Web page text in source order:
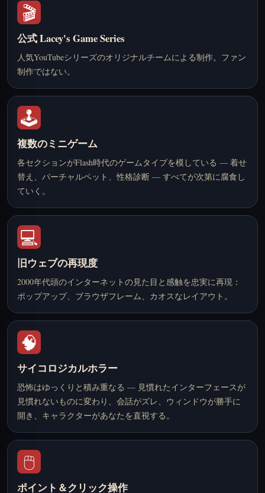
🎬
公式 Lacey's Game Series
人気YouTubeシリーズのオリジナルチームによる制作。ファン
制作ではない。
🕹️
複数のミニゲーム
各セクションがFlash時代のゲームタイプを模している — 着せ
替え、バーチャルペット、性格診断 — すべてが次第に腐食し
ていく。
💻
旧ウェブの再現度
2000年代頭のインターネットの見た目と感触を忠実に再現：
ポップアップ、ブラウザフレーム、カオスなレイアウト。
🧠
サイコロジカルホラー
恐怖はゆっくりと積み重なる — 見慣れたインターフェースが
見慣れないものに変わり、会話がズレ、ウィンドウが勝手に
開き、キャラクターがあなたを直視する。
🖱️
ポイント＆クリック操作